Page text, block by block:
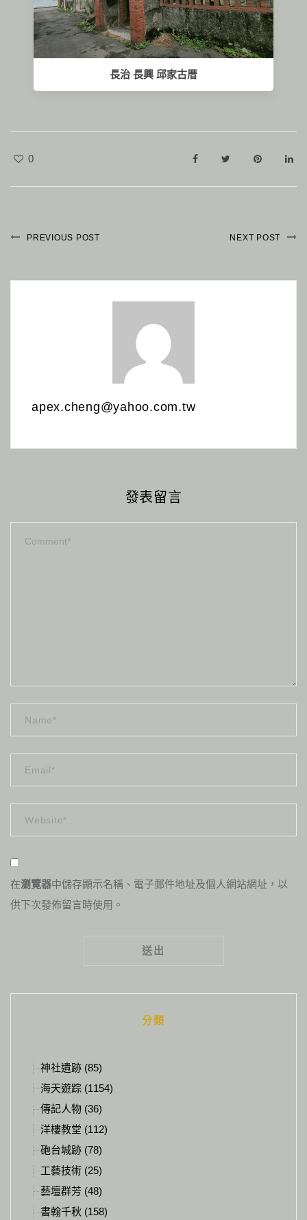
長治 長興 邱家古厝
0
PREVIOUS POST NEXT POST
apex.cheng@yahoo.com.tw
發表留言
在瀏覽器中儲存顯示名稱、電子郵件地址及個人網站網址，以
供下次發佈留言時使用。
分類
神社遺跡 (85)
海天遊踪 (1154)
傳記人物 (36)
洋樓教堂 (112)
砲台城跡 (78)
工藝技術 (25)
藝壇群芳 (48)
書翰千秋 (158)